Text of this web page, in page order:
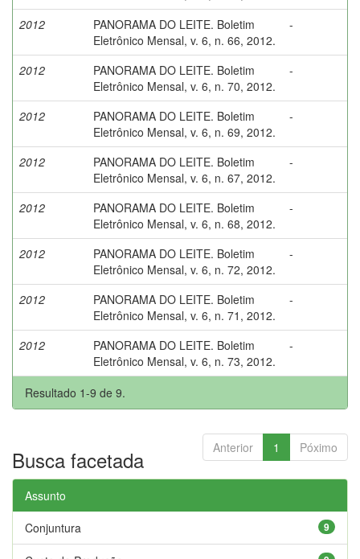
2012
PANORAMA DO LEITE. Boletim
Eletrônico Mensal, v. 6, n. 66, 2012.
-
2012
PANORAMA DO LEITE. Boletim
Eletrônico Mensal, v. 6, n. 70, 2012.
-
2012
PANORAMA DO LEITE. Boletim
Eletrônico Mensal, v. 6, n. 69, 2012.
-
2012
PANORAMA DO LEITE. Boletim
Eletrônico Mensal, v. 6, n. 67, 2012.
-
2012
PANORAMA DO LEITE. Boletim
Eletrônico Mensal, v. 6, n. 68, 2012.
-
2012
PANORAMA DO LEITE. Boletim
Eletrônico Mensal, v. 6, n. 72, 2012.
-
2012
PANORAMA DO LEITE. Boletim
Eletrônico Mensal, v. 6, n. 71, 2012.
-
2012
PANORAMA DO LEITE. Boletim
Eletrônico Mensal, v. 6, n. 73, 2012.
-
Resultado 1-9 de 9.
Anterior 1 Póximo
Busca facetada
Assunto
9
Conjuntura